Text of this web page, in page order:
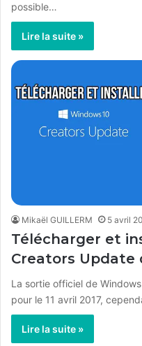
possible…
Lire la suite »
Mikaël GUILLERM 5 avril
Télécharger et
Creators
La sortie officiel de
pour le 11 avril 2017,
Lire la suite »